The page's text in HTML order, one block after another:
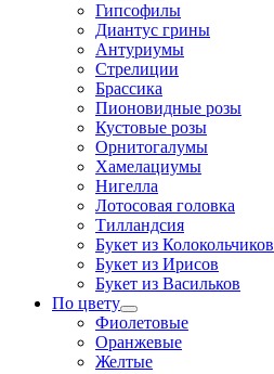
Гипсофилы
Диантус грины
Антуриумы
Стрелиции
Брассика
Пионовидные розы
Кустовые розы
Орнитогалумы
Хамелациумы
Нигелла
Лотосовая головка
Тилландсия
Букет из Колокольчиков
Букет из Ирисов
Букет из Васильков
По цвету
Фиолетовые
Оранжевые
Желтые